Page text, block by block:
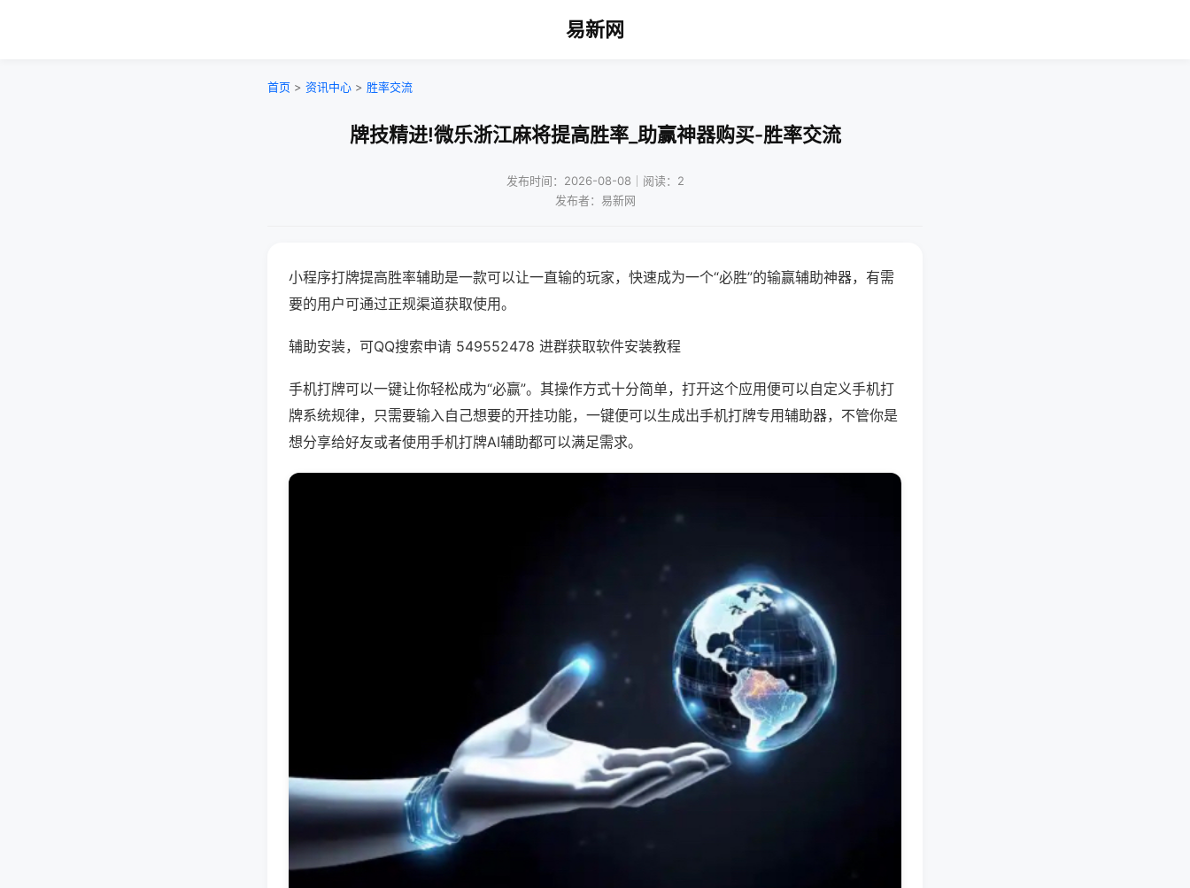
易新网
首页 > 资讯中心 > 胜率交流
牌技精进!微乐浙江麻将提高胜率_助赢神器购买-胜率交流
发布时间：2026-08-08｜阅读：2
发布者：易新网
小程序打牌提高胜率辅助是一款可以让一直输的玩家，快速成为一个“必胜”的输赢辅助神器，有需
要的用户可通过正规渠道获取使用。
辅助安装，可QQ搜索申请 549552478 进群获取软件安装教程
手机打牌可以一键让你轻松成为“必赢”。其操作方式十分简单，打开这个应用便可以自定义手机打
牌系统规律，只需要输入自己想要的开挂功能，一键便可以生成出手机打牌专用辅助器，不管你是
想分享给好友或者使用手机打牌AI辅助都可以满足需求。